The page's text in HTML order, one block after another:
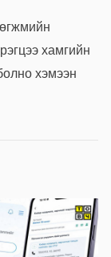
хамгийн
хэмээн